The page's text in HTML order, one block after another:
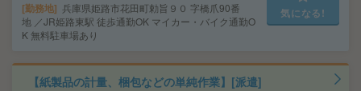
勤務地 兵庫県姫路市花田町勅旨９０ 字橋爪90番
地 ／JR姫路東駅 徒歩通勤OK マイカー・バイク通勤O
K 無料駐車場あり
気になる!
【紙製品の計量、梱包などの単純作業】[派遣]